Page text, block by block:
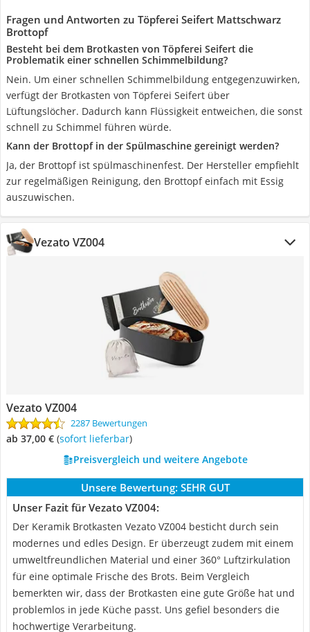
Fragen und Antworten zu Töpferei Seifert Mattschwarz
Brottopf
Besteht bei dem Brotkasten von Töpferei Seifert die
Problematik einer schnellen Schimmelbildung?
Nein. Um einer schnellen Schimmelbildung entgegenzuwirken,
verfügt der Brotkasten von Töpferei Seifert über
Lüftungslöcher. Dadurch kann Flüssigkeit entweichen, die sonst
schnell zu Schimmel führen würde.
Kann der Brottopf in der Spülmaschine gereinigt werden?
Ja, der Brottopf ist spülmaschinenfest. Der Hersteller empfiehlt
zur regelmäßigen Reinigung, den Brottopf einfach mit Essig
auszuwischen.
Vezato VZ004
Vezato VZ004
2287 Bewertungen
ab 37,00 € ( Sofort lieferbar)
Preisvergleich und weitere Angebote
Unsere Bewertung: SEHR GUT
Unser Fazit für Vezato VZ004:
Der Keramik Brotkasten Vezato VZ004 besticht durch sein
modernes und edles Design. Er überzeugt zudem mit einem
umweltfreundlichen Material und einer 360° Luftzirkulation
für eine optimale Frische des Brots. Beim Vergleich
bemerkten wir, dass der Brotkasten eine gute Größe hat und
problemlos in jede Küche passt. Uns gefiel besonders die
hochwertige Verarbeitung.